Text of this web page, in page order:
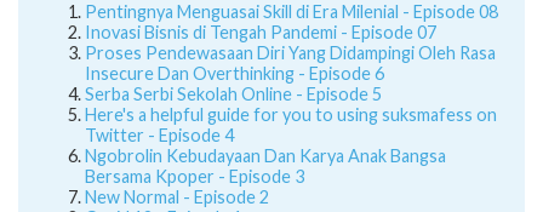
Pentingnya Menguasai Skill di Era Milenial - Episode 08
Inovasi Bisnis di Tengah Pandemi - Episode 07
Proses Pendewasaan Diri Yang Didampingi Oleh Rasa
Insecure Dan Overthinking - Episode 6
Serba Serbi Sekolah Online - Episode 5
Here's a helpful guide for you to using suksmafess on
Twitter - Episode 4
Ngobrolin Kebudayaan Dan Karya Anak Bangsa
Bersama Kpoper - Episode 3
New Normal - Episode 2